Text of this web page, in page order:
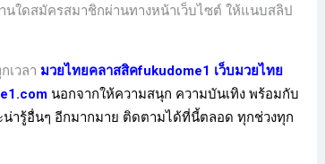
นใดสมัครสมาชิกผ่านทางหน้าเว็บไซต์ ให้แนบสลิป
เวลา มวยไทยคลาสสิคfukudome1 เว็บมวยไทย
นอกจากให้ความสนุก ความบันเทิง พร้อมกับ
ารู้อื่นๆ อีกมากมาย ติดตามได้ที่นี้ตลอด ทุกช่วงทุก